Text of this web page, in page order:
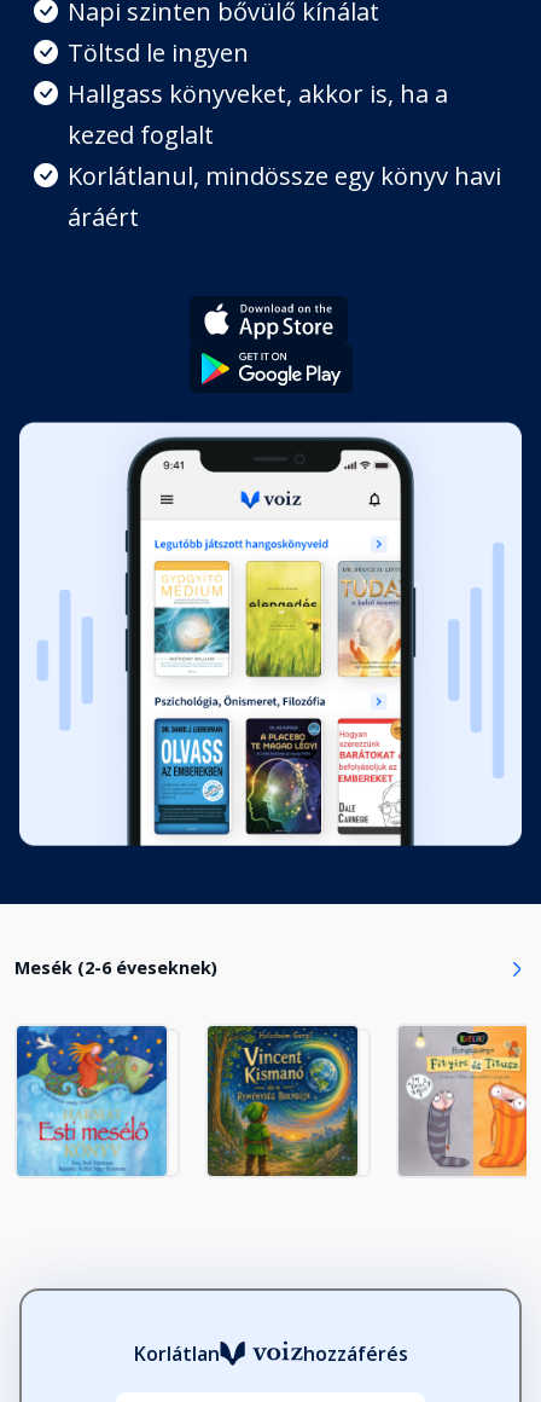
Nádasi történet
Fejezet hossza: 00:10:58
Az úszólápi madarak
Fejezet hossza: 00:14:13
Napi szinten bővülő kínálat
Töltsd le ingyen
Hallgass könyveket, akkor is, ha a
kezed foglalt
Korlátlanul, mindössze egy könyv havi
áráért
Mesék (2-6 éveseknek)
Korlátlan hozzáférés